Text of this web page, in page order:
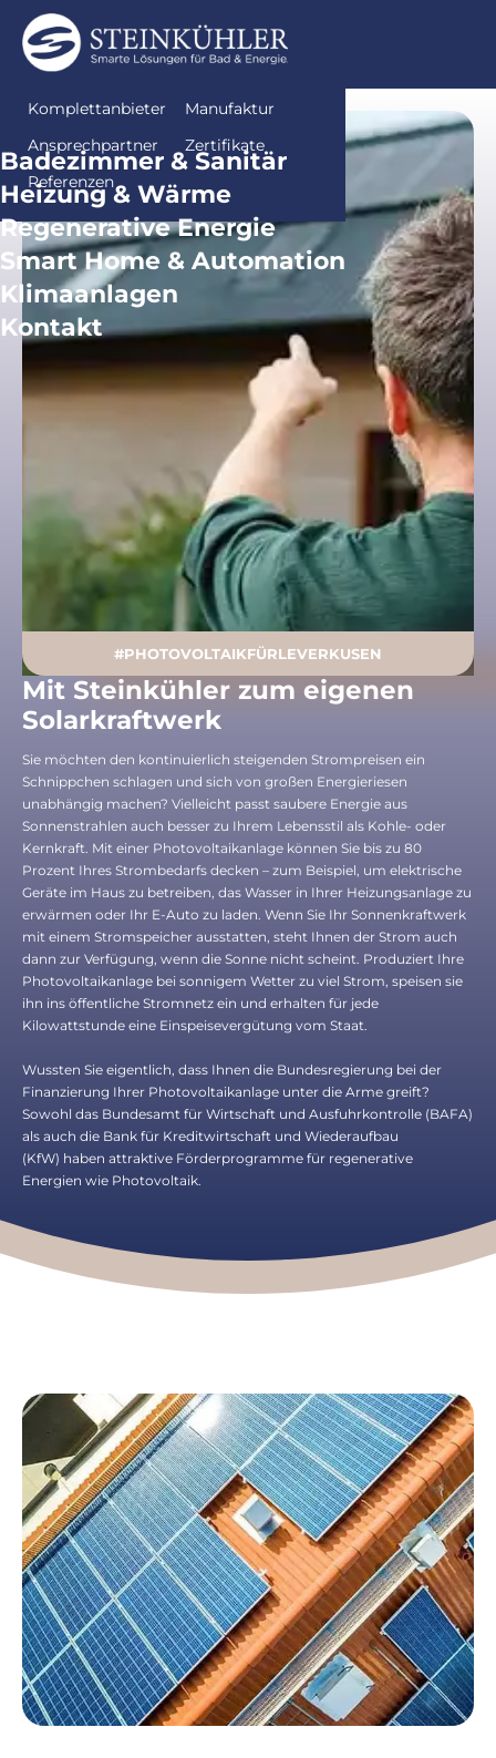
Badezimmer & Sanitär
Heizung & Wärme
Regenerative Energie
Smart Home & Automation
Klimaanlagen
Kontakt
Aktuelles
Liesel erklärt
Über uns
Komplettanbieter
Manufaktur
Ansprechpartner
Zertifikate
Referenzen
#PHOTOVOLTAIKFÜRLEVERKUSEN
Mit Steinkühler zum eigenen
Solarkraftwerk
Sie möchten den kontinuierlich steigenden Strompreisen ein
Schnippchen schlagen und sich von großen Energieriesen
unabhängig machen? Vielleicht passt saubere Energie aus
Sonnenstrahlen auch besser zu Ihrem Lebensstil als Kohle- oder
Kernkraft. Mit einer Photovoltaikanlage können Sie bis zu 80
Prozent Ihres Strombedarfs decken – zum Beispiel, um elektrische
Geräte im Haus zu betreiben, das Wasser in Ihrer Heizungsanlage zu
erwärmen oder Ihr E-Auto zu laden. Wenn Sie Ihr Sonnenkraftwerk
mit einem Stromspeicher ausstatten, steht Ihnen der Strom auch
dann zur Verfügung, wenn die Sonne nicht scheint. Produziert Ihre
Photovoltaikanlage bei sonnigem Wetter zu viel Strom, speisen sie
ihn ins öffentliche Stromnetz ein und erhalten für jede
Kilowattstunde eine Einspeisevergütung vom Staat.
Wussten Sie eigentlich, dass Ihnen die Bundesregierung bei der
Finanzierung Ihrer Photovoltaikanlage unter die Arme greift?
Sowohl das Bundesamt für Wirtschaft und Ausfuhrkontrolle (BAFA)
als auch die Bank für Kreditwirtschaft und Wiederaufbau
(KfW) haben attraktive Förderprogramme für regenerative
Energien wie Photovoltaik.